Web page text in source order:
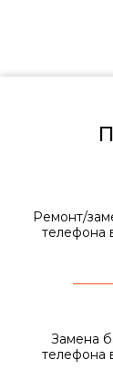
Ремонт/
телефона
Замена
телефона